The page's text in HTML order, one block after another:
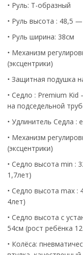
• Руль: Т-образный
• Руль высота : 48,5
• Руль ширина: 38см
• Механизм
(эксцентрики)
• Защитная подушка
• Седло : Premium
на подседельной
• Удлинитель Седла :
• Механизм
(эксцентрики)
• Седло высота min :
1,7лет)
• Седло высота max :
4лет)
• Седло высота с
54см (рост ребёнка
• Колёса: